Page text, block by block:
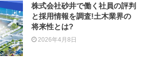
株式会社砂井で働く社員の評判
と採用情報を調査!土木業界の
将来性とは?
2026年4月8日